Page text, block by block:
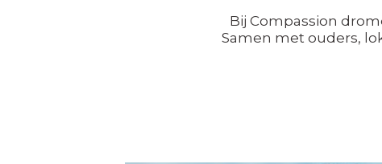
Bij Compassion
Samen met ouders,